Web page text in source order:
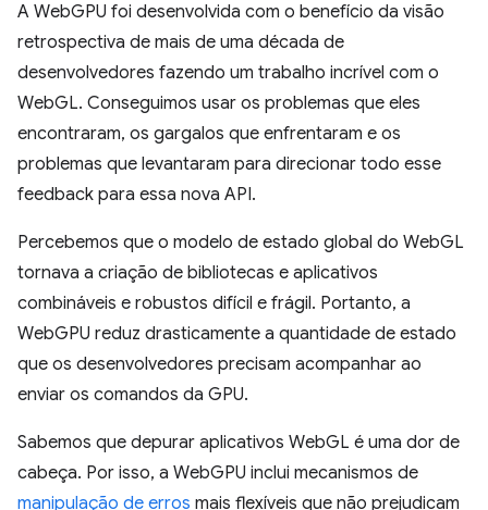
A WebGPU foi desenvolvida com o benefício da visão
retrospectiva de mais de uma década de
desenvolvedores fazendo um trabalho incrível com o
WebGL. Conseguimos usar os problemas que eles
encontraram, os gargalos que enfrentaram e os
problemas que levantaram para direcionar todo esse
feedback para essa nova API.
Percebemos que o modelo de estado global do WebGL
tornava a criação de bibliotecas e aplicativos
combináveis e robustos difícil e frágil. Portanto, a
WebGPU reduz drasticamente a quantidade de estado
que os desenvolvedores precisam acompanhar ao
enviar os comandos da GPU.
Sabemos que depurar aplicativos WebGL é uma dor de
cabeça. Por isso, a WebGPU inclui mecanismos de
manipulação de erros mais flexíveis que não prejudicam